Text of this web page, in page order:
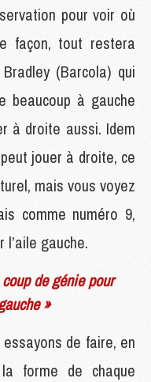
pour voir où
façon, tout restera
(Barcola) qui
beaucoup à gauche
à droite aussi. Idem
jouer à droite, ce
mais vous voyez
comme numéro 9,
gauche.
de génie pour
»
de faire, en
forme de chaque